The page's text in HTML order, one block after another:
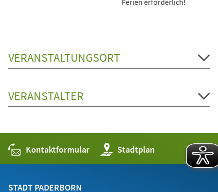
VERANSTALTUNGSORT
VERANSTALTER
Kontaktformular Stadtplan
(Öffnet
in
einem
STADT PADERBORN